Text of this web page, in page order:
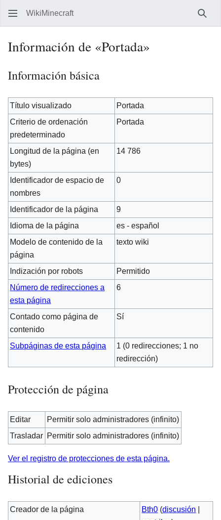
WikiMinecraft
Información de «Portada»
Información básica
Título visualizado
Portada
Criterio de ordenación
predeterminado
Portada
Longitud de la página (en
bytes)
14 786
Identificador de espacio de
nombres
0
Identificador de la página
9
Idioma de la página
es - español
Modelo de contenido de la
página
texto wiki
Indización por robots
Permitido
Número de redirecciones a
esta página
6
Contado como página de
contenido
Sí
Subpáginas de esta página
1 (0 redirecciones; 1 no
redirección)
Protección de página
Editar
Permitir solo administradores (infinito)
Trasladar Permitir solo administradores (infinito)
Ver el registro de protecciones de esta página.
Historial de ediciones
Creador de la página Bth0 (discusión